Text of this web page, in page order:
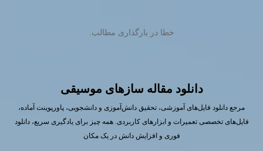
خطا در بارگذاری مطالب.
دانلود مقاله سازهای موسیقی
مرجع دانلود فایل‌های آموزشی، تحقیق دانش‌آموزی و دانشجویی، پاورپوینت آماده،
فایل‌های تخصصی تعمیرات و ابزارهای کاربردی. همه چیز برای یادگیری سریع، دانلود
فوری و افزایش دانش در یک مکان